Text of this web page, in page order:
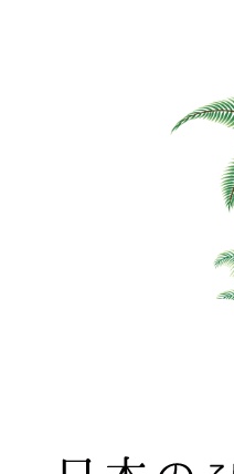
日本のひなた 宮崎